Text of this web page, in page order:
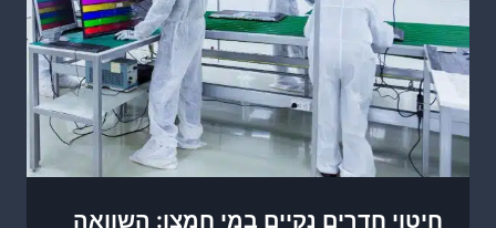
חיטוי חדרים נקיים במי חמצן: השוואה